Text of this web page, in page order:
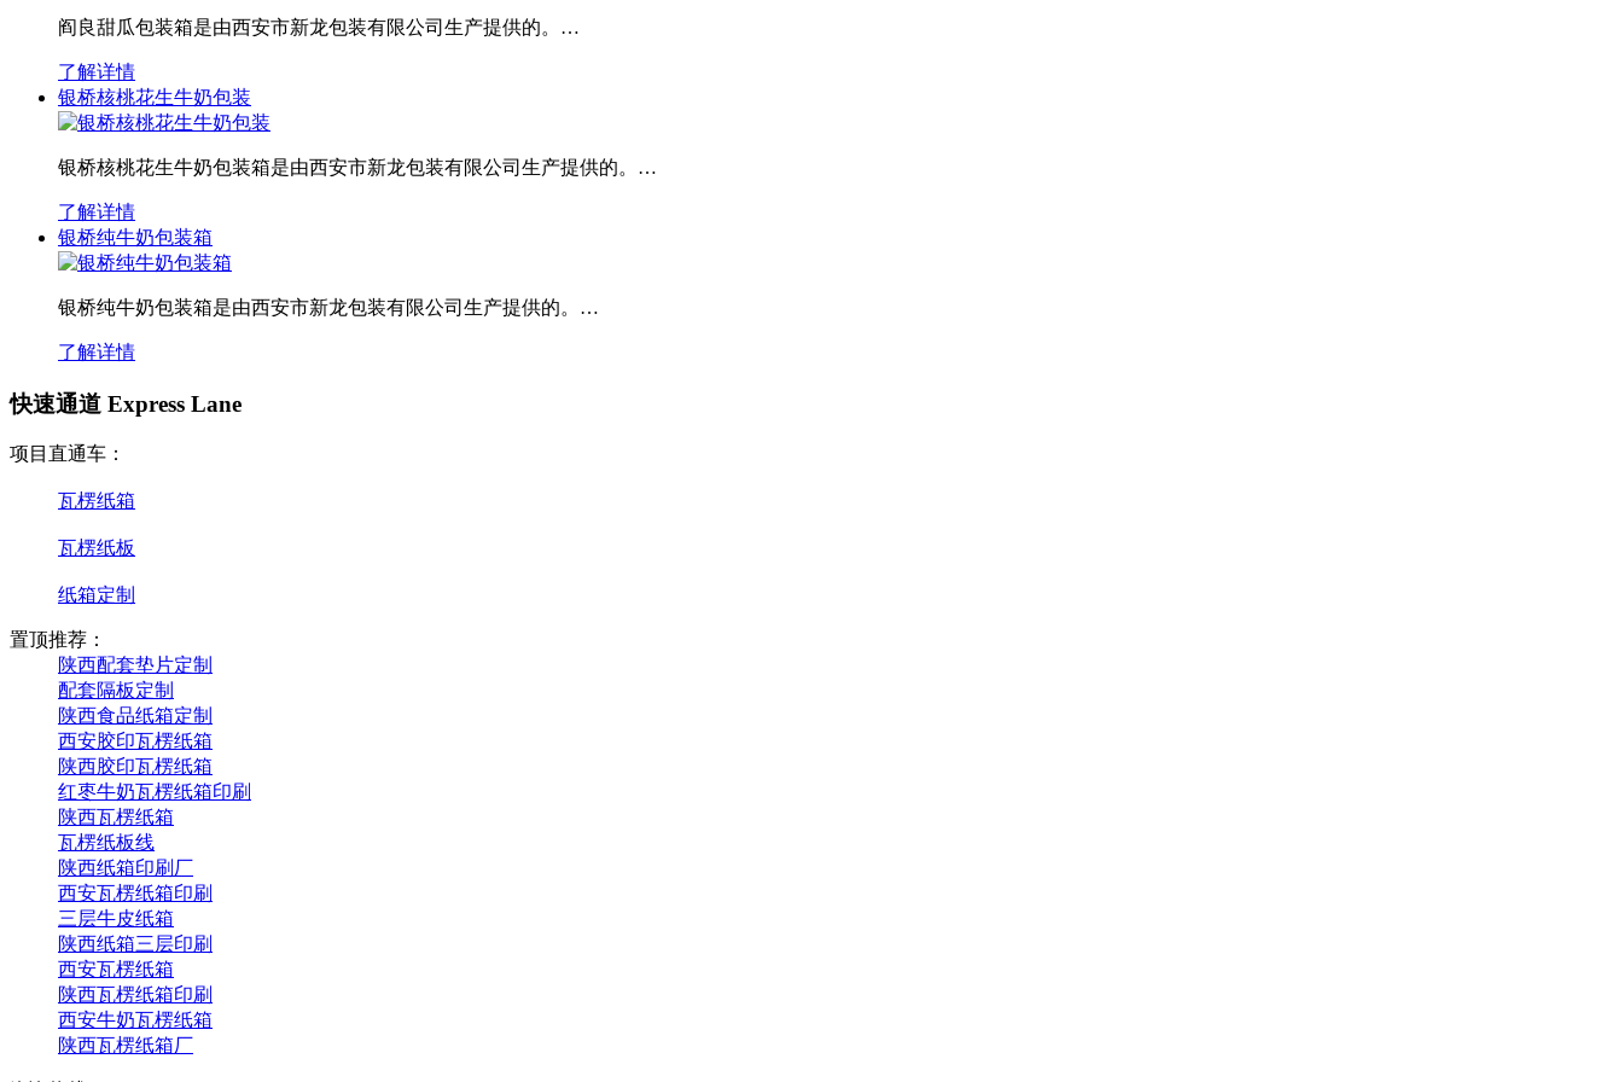
阎良甜瓜包装箱是由西安市新龙包装有限公司生产提供的。…
了解详情
银桥核桃花生牛奶包装
银桥核桃花生牛奶包装箱是由西安市新龙包装有限公司生产提供的。…
了解详情
银桥纯牛奶包装箱
银桥纯牛奶包装箱是由西安市新龙包装有限公司生产提供的。…
了解详情
快速通道 Express Lane
项目直通车：
瓦楞纸箱
瓦楞纸板
纸箱定制
置顶推荐：
陕西配套垫片定制
配套隔板定制
陕西食品纸箱定制
西安胶印瓦楞纸箱
陕西胶印瓦楞纸箱
红枣牛奶瓦楞纸箱印刷
陕西瓦楞纸箱
瓦楞纸板线
陕西纸箱印刷厂
西安瓦楞纸箱印刷
三层牛皮纸箱
陕西纸箱三层印刷
西安瓦楞纸箱
陕西瓦楞纸箱印刷
西安牛奶瓦楞纸箱
陕西瓦楞纸箱厂